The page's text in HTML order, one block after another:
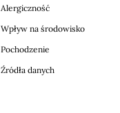
Alergiczność
Wpływ na środowisko
Pochodzenie
Źródła danych